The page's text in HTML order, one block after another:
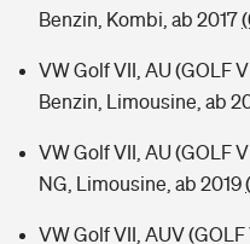
Benzin, Kombi, ab 2017
VW Golf VII, AU (GOLF
Benzin, Limousine, ab
VW Golf VII, AU (GOLF
NG, Limousine, ab 2019
VW Golf VII, AUV (GOLF